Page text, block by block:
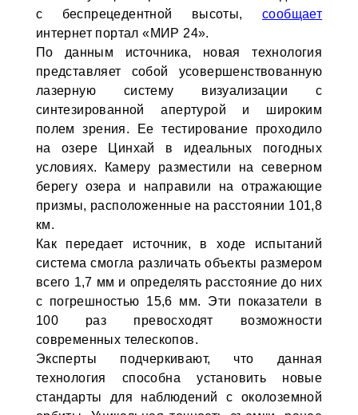
с беспрецедентной высоты, сообщает
интернет портал «МИР 24».
По данным источника, новая технология
представляет собой усовершенствованную
лазерную систему визуализации с
синтезированной апертурой и широким
полем зрения. Ее тестирование проходило
на озере Цинхай в идеальных погодных
условиях. Камеру разместили на северном
берегу озера и направили на отражающие
призмы, расположенные на расстоянии 101,8
км.
Как передает источник, в ходе испытаний
система смогла различать объекты размером
всего 1,7 мм и определять расстояние до них
с погрешностью 15,6 мм. Эти показатели в
100 раз превосходят возможности
современных телескопов.
Эксперты подчеркивают, что данная
технология способна установить новые
стандарты для наблюдений с околоземной